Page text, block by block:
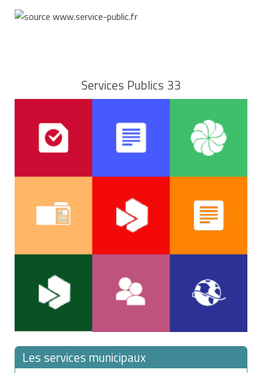
Services Publics 33
Les services municipaux